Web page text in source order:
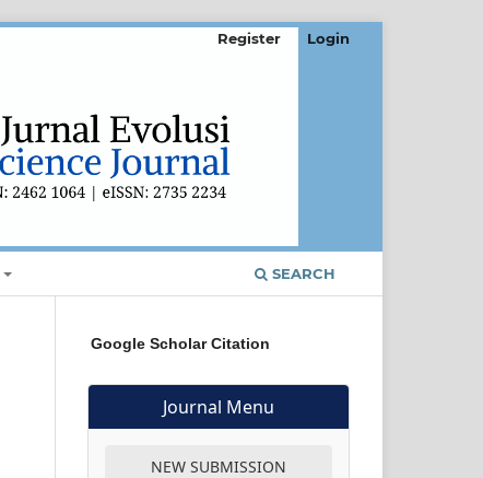
SEARCH
Register Login
Google Scholar Citation
Journal Menu
NEW SUBMISSION